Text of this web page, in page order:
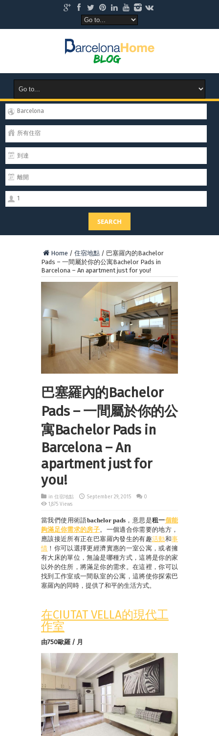
Barcelona
所有住宿
1
SEARCH
Home / 住宿地點 / 巴塞羅內的Bachelor
Pads – 一間屬於你的公寓Bachelor Pads in
Barcelona – An apartment just for you!
巴塞羅內的Bachelor
Pads – 一間屬於你的公
寓Bachelor Pads in
Barcelona – An
apartment just for
you!
in 住宿地點 September 29, 2015
0
1,875 Views
當我們使用術語bachelor pads ，意思是租一個能
夠滿足你需求的房子。一個適合你需要的地方，
應該接近所有正在巴塞羅內發生的有趣活動和事
情 ！你可以選擇更經濟實惠的一室公寓，或者擁
有大床的單位，無論是哪種方式，這將是你的家
以外的住所，將滿足你的需求。在這裡，你可以
找到工作室或一間臥室的公寓，這將使你探索巴
塞羅內的同時，提供了和平的生活方式。
在CIUTAT VELLA的現代工
作室
由750歐羅 / 月